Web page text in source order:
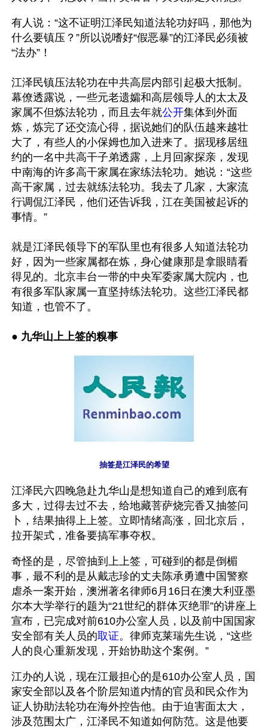
有人说：“这不证明江泽民知道法轮功好吗，那他为
什么要镇压？”所以说嗜好“假恶暴”的江泽民必须被
“法办”！
江泽民镇压法轮功在中共高层内部引起极大抵制。
幕僚透露说，一些元老遗孀和高层领导人的太太及
家属不但炼法轮功，而且去年就公开集体到外面
炼，炼完了还交流心得，据说她们的队伍越来越壮
大了，有些人的小保姆也加入进来了。据现移居纽
约的一名中共高干子弟透露，上月回家探亲，发现
中南海的许多高干家属在家练法轮功。她说：“这些
高干家属，过去就练法轮功。我去了几家，大家流
行调侃江泽民，他们还告诉我，江在美国被起诉的
事情。”
就是江泽民领导下的军队里也有很多人知道法轮功
好，因为一些家属都在炼，身心健康那是拿眼睛看
得见的。北京丰台一带的中央军委家属大院内，也
有很多军队家属一直坚持练法轮功。这些江泽民都
知道，也管不了。
● 九华山上上签的糗事
抽签是江泽民的希望
江泽民六四晚急赴九华山是想知道自己的难到底有
多大，过得去过不去，给地藏菩萨烧完香又抽签问
卜，结果抽得上上签。立即情绪高涨，回北京后，
拉开架式，准备要搞军事夺权。
奇怪的是，尽管抽到上上签，可碰到的都是倒楣
事，最不利的是从戴志珍的丈夫陈承勇遭中国警察
虐杀一案开始，澳洲著名律师6月16日在澳大利亚墨
尔本大学举行的题为“21世纪的群体灭绝罪”的讲座上
宣布，已完成对前610办公室人员，以及前中国国家
安全部有关人员的取证。律师克莱瑞先生说，“这些
人的良心重新发现，开始协助这个案例。”
江办的人说，现在江最担心的是610办公室人员，国
家安全部以及各个阶层知道内情的官员和民众作为
证人协助法轮功在海外控告他。由于迫害面太大，
涉及范围太广，江泽民不知道如何防范。这是他要